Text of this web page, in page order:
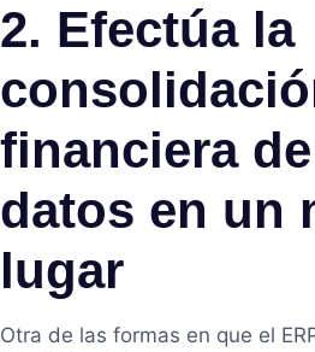
2. Efectúa la
financiera
datos en un
lugar
Otra de las formas en que el